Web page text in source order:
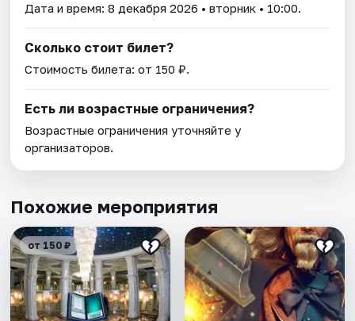
Дата и время:8 декабря 2026 • вторник • 10:00.
Сколько стоит билет?
Стоимость билета: от 150 ₽.
Есть ли возрастные ограничения?
Возрастные ограничения уточняйте у
организаторов.
Похожие мероприятия
от 150 ₽